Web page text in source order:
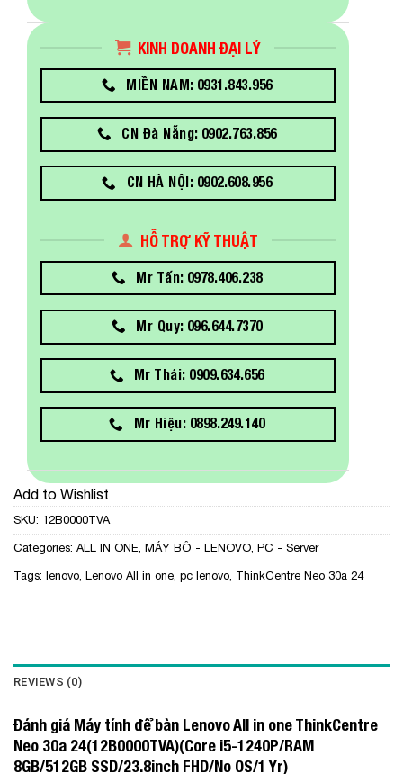
KINH DOANH ĐẠI LÝ
MIỀN NAM: 0931.843.956
CN Đà Nẵng: 0902.763.856
CN HÀ NỘI: 0902.608.956
HỖ TRỢ KỸ THUẬT
Mr Tấn: 0978.406.238
Mr Quy: 096.644.7370
Mr Thái: 0909.634.656
Mr Hiệu: 0898.249.140
Add to Wishlist
SKU: 12B0000TVA
Categories: ALL IN ONE MÁY BỘ - LENOVO PC - Server
Tags: lenovo Lenovo All in one pc lenovo ThinkCentre Neo 30a 24
REVIEWS (0)
Đánh giá Máy tính để bàn Lenovo All in one ThinkCentre
Neo 30a 24(12B0000TVA)(Core i5-1240P/RAM
8GB/512GB SSD/23.8inch FHD/No OS/1 Yr)